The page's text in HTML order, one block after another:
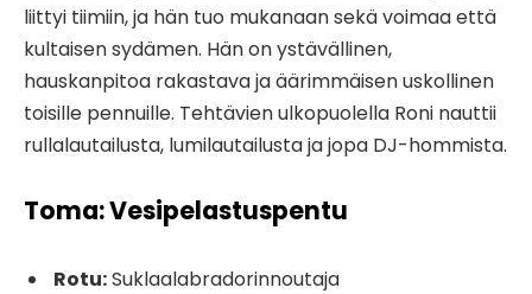
liittyi tiimiin, ja hän tuo mukanaan sekä voimaa että
kultaisen sydämen. Hän on ystävällinen,
hauskanpitoa rakastava ja äärimmäisen uskollinen
toisille pennuille. Tehtävien ulkopuolella Roni nauttii
rullalautailusta, lumilautailusta ja jopa DJ-hommista.
Toma: Vesipelastuspentu
Rotu:Suklaalabradorinnoutaja